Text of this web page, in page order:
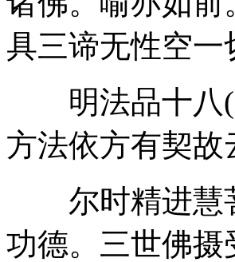
具三谛无性空
明法品十八(
方法依方有契故
尔时精进慧菩
功德。三世佛